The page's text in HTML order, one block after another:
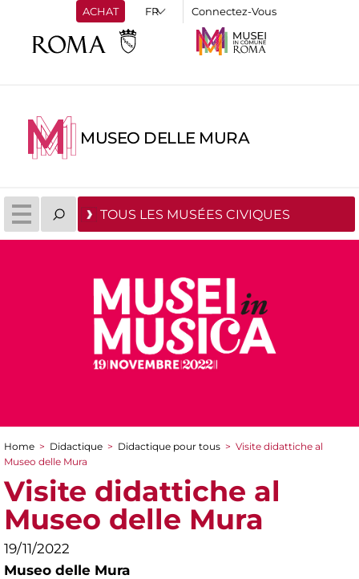
ACHAT Connectez-Vous
MUSEO DELLE MURA
TOUS LES MUSÉES CIVIQUES
You are here
Home > Didactique > Didactique pour tous > Visite didattiche al
Museo delle Mura
Visite didattiche al
Museo delle Mura
19/11/2022
Museo delle Mura